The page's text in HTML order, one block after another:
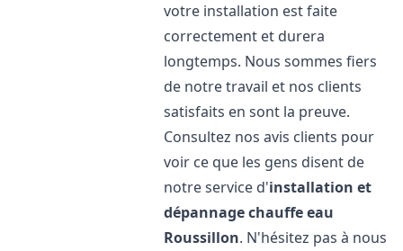
votre installation est faite
correctement et durera
longtemps. Nous sommes fiers
de notre travail et nos clients
satisfaits en sont la preuve.
Consultez nos avis clients pour
voir ce que les gens disent de
notre service d'installation et
dépannage chauffe eau
Roussillon. N'hésitez pas à nous